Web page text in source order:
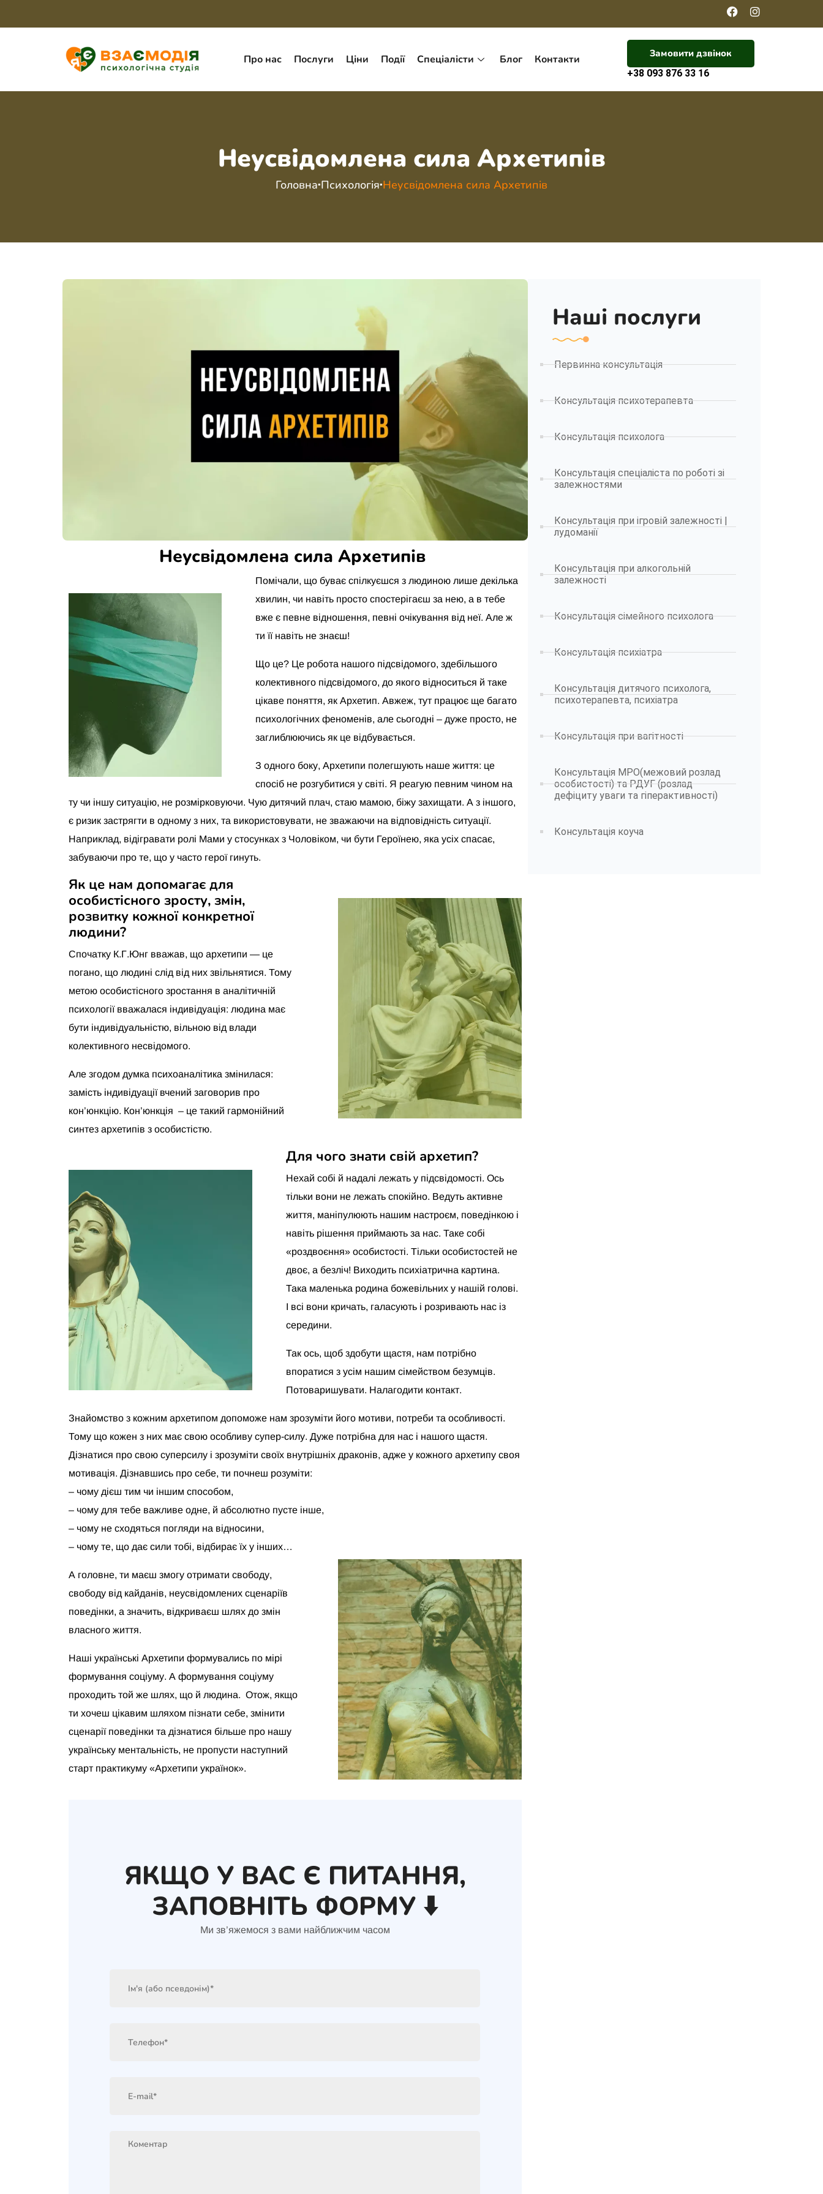
Про нас Послуги Ціни Події Спеціалісти Блог Контакти Замовити дзвінок
+38 093 876 33 16
Неусвідомлена сила Архетипів
Головна▪Психологія▪Неусвідомлена сила Архетипів
Неусвідомлена сила Архетипів
Помічали, що буває спілкуєшся з людиною лише декілька
хвилин, чи навіть просто спостерігаєш за нею, а в тебе
вже є певне відношення, певні очікування від неї. Але ж
ти її навіть не знаєш!
Що це? Це робота нашого підсвідомого, здебільшого
колективного підсвідомого, до якого відноситься й таке
цікаве поняття, як Архетип. Авжеж, тут працює ще багато
психологічних феноменів, але сьогодні – дуже просто, не
заглиблюючись як це відбувається.
З одного боку, Архетипи полегшують наше життя: це
спосіб не розгубитися у світі. Я реагую певним чином на
ту чи іншу ситуацію, не розмірковуючи. Чую дитячий плач, стаю мамою, біжу захищати. А з іншого,
є ризик застрягти в одному з них, та використовувати, не зважаючи на відповідність ситуації.
Наприклад, відігравати ролі Мами у стосунках з Чоловіком, чи бути Героїнею, яка усіх спасає,
забуваючи про те, що у часто герої гинуть.
Як це нам допомагає для
особистісного зросту, змін,
розвитку кожної конкретної
людини?
Спочатку К.Г.Юнг вважав, що архетипи — це
погано, що людині слід від них звільнятися. Тому
метою особистісного зростання в аналітичній
психології вважалася індивідуація: людина має
бути індивідуальністю, вільною від влади
колективного несвідомого.
Але згодом думка психоаналітика змінилася:
замість індивідуації вчений заговорив про
кон’юнкцію. Кон’юнкція – це такий гармонійний
синтез архетипів з особистістю.
Для чого знати свій архетип?
Нехай собі й надалі лежать у підсвідомості. Ось
тільки вони не лежать спокійно. Ведуть активне
життя, маніпулюють нашим настроєм, поведінкою і
навіть рішення приймають за нас. Таке собі
«роздвоєння» особистості. Тільки особистостей не
двоє, а безліч! Виходить психіатрична картина.
Така маленька родина божевільних у нашій голові.
І всі вони кричать, галасують і розривають нас із
середини.
Так ось, щоб здобути щастя, нам потрібно
впоратися з усім нашим сімейством безумців.
Потоваришувати. Налагодити контакт.
Знайомство з кожним архетипом допоможе нам зрозуміти його мотиви, потреби та особливості.
Тому що кожен з них має свою особливу супер-силу. Дуже потрібна для нас і нашого щастя.
Дізнатися про свою суперсилу і зрозуміти своїх внутрішніх драконів, адже у кожного архетипу своя
мотивація. Дізнавшись про себе, ти почнеш розуміти:
– чому дієш тим чи іншим способом,
– чому для тебе важливе одне, й абсолютно пусте інше,
– чому не сходяться погляди на відносини,
– чому те, що дає сили тобі, відбирає їх у інших…
А головне, ти маєш змогу отримати свободу,
свободу від кайданів, неусвідомлених сценаріїв
поведінки, а значить, відкриваєш шлях до змін
власного життя.
Наші українські Архетипи формувались по мірі
формування соціуму. А формування соціуму
проходить той же шлях, що й людина. Отож, якщо
ти хочеш цікавим шляхом пізнати себе, змінити
сценарії поведінки та дізнатися більше про нашу
українську ментальність, не пропусти наступний
старт практикуму «Архетипи українок».
ЯКЩО У ВАС Є ПИТАННЯ,
ЗАПОВНІТЬ ФОРМУ ⬇️
Ми зв’яжемося з вами найближчим часом
Наші послуги
Первинна консультація
Консультація психотерапевта
Консультація психолога
Консультація спеціаліста по роботі зі
залежностями
Консультація при ігровій залежності |
лудоманії
Консультація при алкогольній
залежності
Консультація сімейного психолога
Консультація психіатра
Консультація дитячого психолога,
психотерапевта, психіатра
Консультація при вагітності
Консультація МРО(межовий розлад
особистості) та РДУГ (розлад
дефіциту уваги та гіперактивності)
Консультація коуча